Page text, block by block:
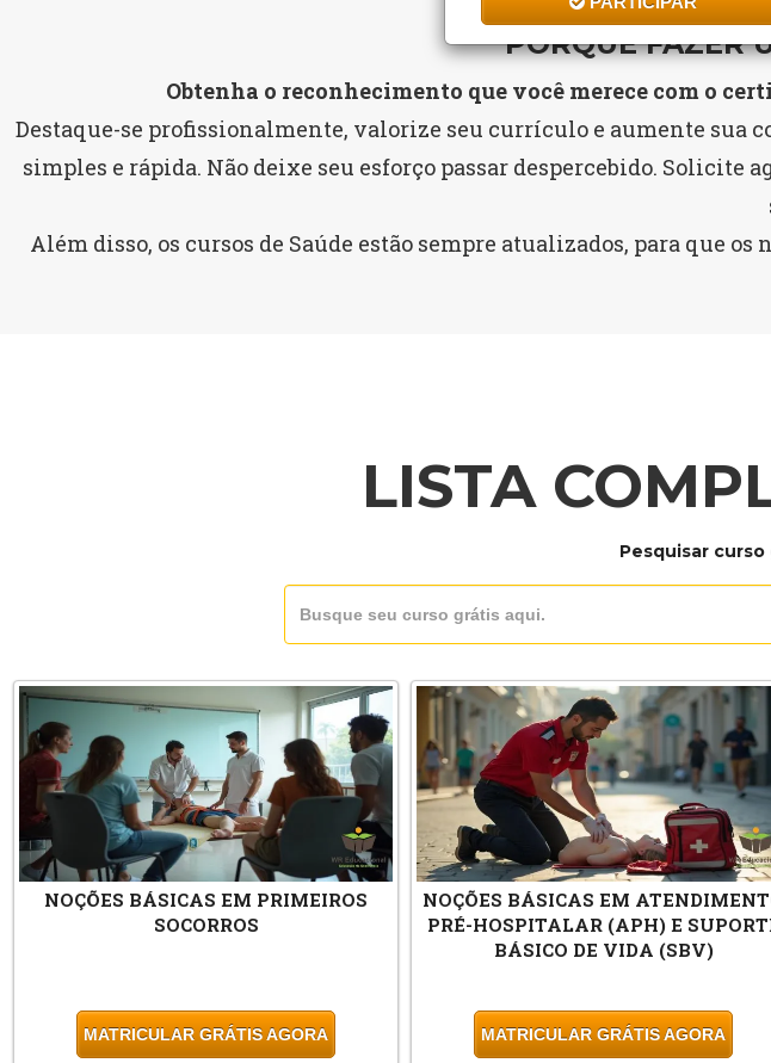
PORQUE FAZER
Obtenha o reconhecimento que você merece com o
Destaque-se profissionalmente, valorize seu currículo e aumente sua
simples e rápida. Não deixe seu esforço passar despercebido. Solicite
Além disso, os cursos de Saúde estão sempre atualizados, para que
LISTA
Pesquisar
NOÇÕES BÁSICAS EM PRIMEIROS
SOCORROS
MATRICULAR GRÁTIS AGORA
NOÇÕES BÁSICAS EM
PRÉ-HOSPITALAR (APH) E
BÁSICO DE VIDA (SBV)
MATRICULAR GRÁTIS AGORA